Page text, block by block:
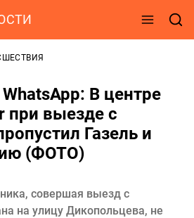
В центре
при выезде с
Газель и
(ФОТО)
совершая выезд с
на улицу Дикопольцева, не